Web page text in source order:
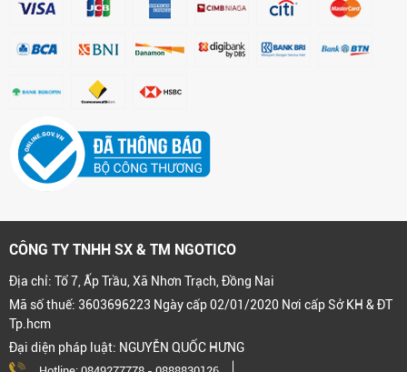
CÔNG TY TNHH SX & TM NGOTICO
Địa chỉ: Tổ 7, Ấp Trầu, Xã Nhơn Trạch, Đồng Nai
Mã số thuế: 3603696223 Ngày cấp 02/01/2020 Nơi cấp Sở KH & ĐT
Tp.hcm
Đại diện pháp luật: NGUYỄN QUỐC HƯNG